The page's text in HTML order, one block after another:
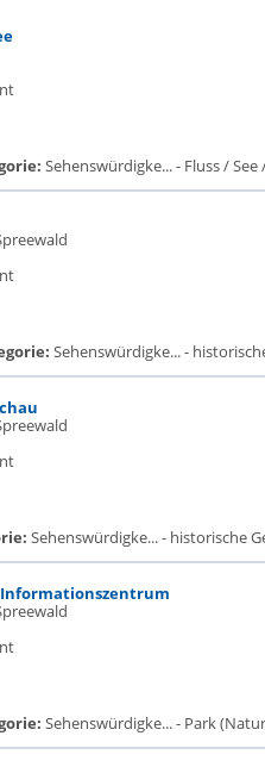
Sehenswürdigke... - Fluss / See
Sehenswürdigke... -
Sehenswürdigke... - historische
Sehenswürdigke... - Park